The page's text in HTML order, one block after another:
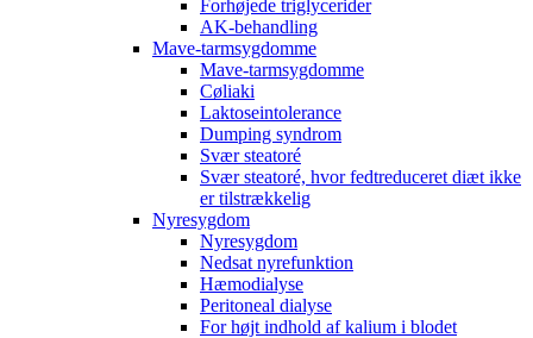
Forhøjede triglycerider
AK-behandling
Mave-tarmsygdomme
Mave-tarmsygdomme
Cøliaki
Laktoseintolerance
Dumping syndrom
Svær steatoré
Svær steatoré, hvor fedtreduceret diæt ikke
er tilstrækkelig
Nyresygdom
Nyresygdom
Nedsat nyrefunktion
Hæmodialyse
Peritoneal dialyse
For højt indhold af kalium i blodet